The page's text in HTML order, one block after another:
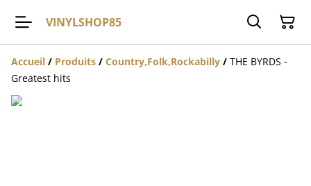
VINYLSHOP85
Accueil / Produits / Country,Folk,Rockabilly / THE BYRDS -
Greatest hits